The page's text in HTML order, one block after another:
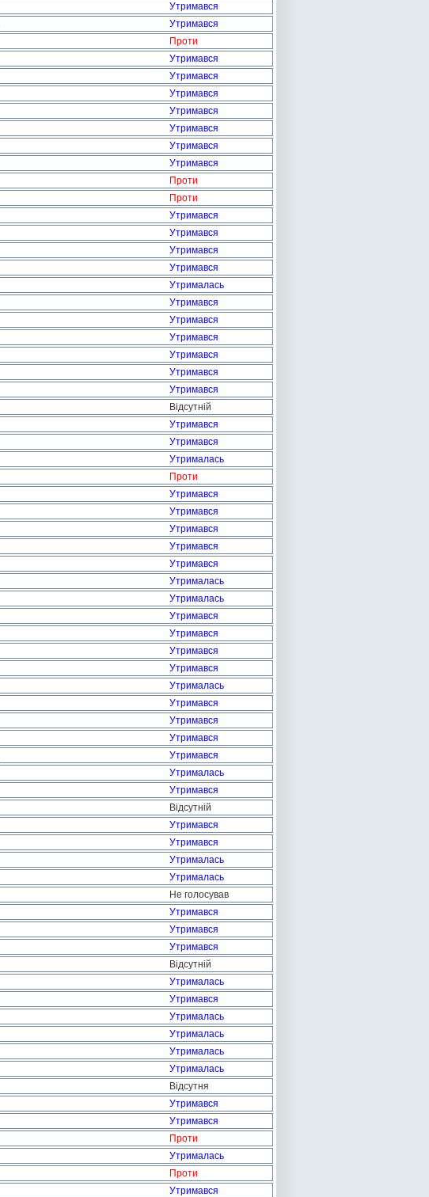
Утримався
Утримався
Проти
Утримався
Утримався
Утримався
Утримався
Утримався
Утримався
Утримався
Проти
Проти
Утримався
Утримався
Утримався
Утримався
Утрималась
Утримався
Утримався
Утримався
Утримався
Утримався
Утримався
Відсутній
Утримався
Утримався
Утрималась
Проти
Утримався
Утримався
Утримався
Утримався
Утримався
Утрималась
Утрималась
Утримався
Утримався
Утримався
Утримався
Утрималась
Утримався
Утримався
Утримався
Утримався
Утрималась
Утримався
Відсутній
Утримався
Утримався
Утрималась
Утрималась
Не голосував
Утримався
Утримався
Утримався
Відсутній
Утрималась
Утримався
Утрималась
Утрималась
Утрималась
Утрималась
Відсутня
Утримався
Утримався
Проти
Утрималась
Проти
Утримався